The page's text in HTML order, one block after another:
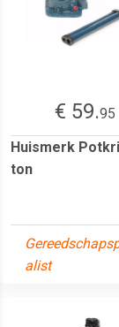
€ 59.95
Huismerk
ton
alist